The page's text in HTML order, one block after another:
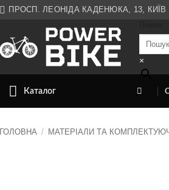
ПРОСП. ЛЕОНІДА КАДЕНЮКА, 13, КИЇВ
×
Каталог
ГОЛОВНА / МАТЕРІАЛИ ТА